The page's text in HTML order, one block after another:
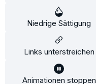
* Alle Preise inkl.
und
Niedrige Sättigung
Links unterstreichen
Animationen stoppen